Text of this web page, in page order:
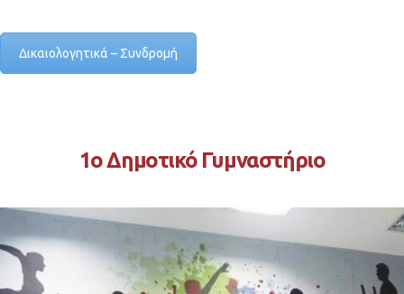
Δικαιολογητικά – Συνδρομή
1ο Δημοτικό Γυμναστήριο